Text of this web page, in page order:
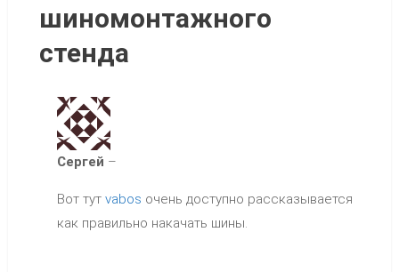
шиномонтажного
стенда
Сергей –
Вот тут vabos очень доступно рассказывается
как правильно накачать шины.